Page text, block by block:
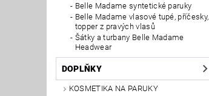
Belle Madame syntetické paruky
Belle Madame vlasové tupé, příčesky,
topper z pravých vlasů
Šátky a turbany Belle Madame
Headwear
DOPLŇKY
KOSMETIKA NA PARUKY